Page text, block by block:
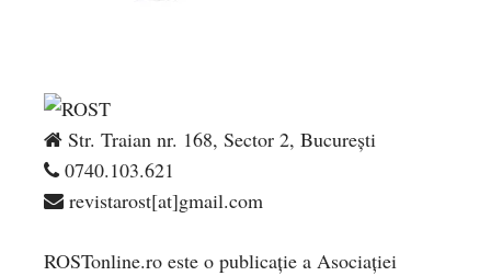
Str. Traian nr. 168, Sector 2, București
0740.103.621
revistarost[at]gmail.com
ROSTonline.ro este o publicaţie a Asociaţiei